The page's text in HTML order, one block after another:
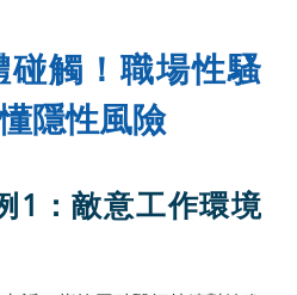
觸！職場性騷
隱性風險
1：敵意工作環境